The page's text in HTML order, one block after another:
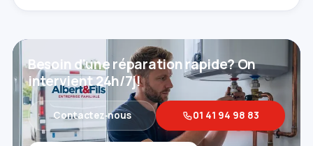
Besoin d'une réparation rapide? On
intervient 24h/7j!
Contactez‑nous 01 41 94 98 83